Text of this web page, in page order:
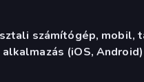
számítógép, mobil,
alkalmazás (iOS, Android)